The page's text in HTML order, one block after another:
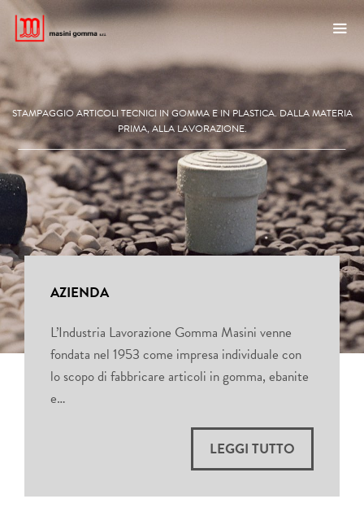
Vai
contenuto
STAMPAGGIO ARTICOLI TECNICI IN GOMMA E IN PLASTICA. DALLA MATERIA
PRIMA, ALLA LAVORAZIONE.
AZIENDA
L’Industria Lavorazione Gomma Masini venne
fondata nel 1953 come impresa individuale con
lo scopo di fabbricare articoli in gomma, ebanite
e…
LEGGI TUTTO